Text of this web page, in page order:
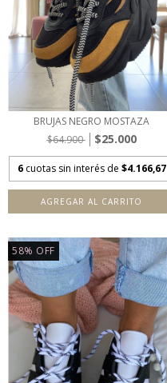
BRUJAS NEGRO MOSTAZA
$64.900
$25.000
6 cuotas sin interés de $4.166,67
AGREGAR AL CARRITO
58% OFF